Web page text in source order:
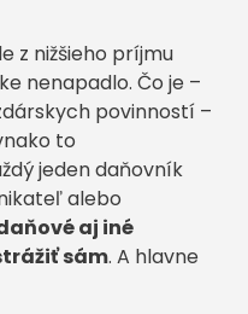
z nižšieho príjmu
nenapadlo. Čo je –
povinností –
to
jeden daňovník
alebo
aj iné
sám. A hlavne